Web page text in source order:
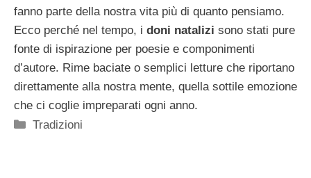
fanno parte della nostra vita più di quanto pensiamo.
Ecco perché nel tempo, i doni natalizi sono stati pure
fonte di ispirazione per poesie e componimenti
d’autore. Rime baciate o semplici letture che riportano
direttamente alla nostra mente, quella sottile emozione
che ci coglie impreparati ogni anno.
Categorie
Tradizioni